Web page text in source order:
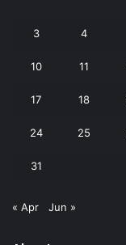
3 4
10 11
17 18
24 25
31
« Apr Jun »